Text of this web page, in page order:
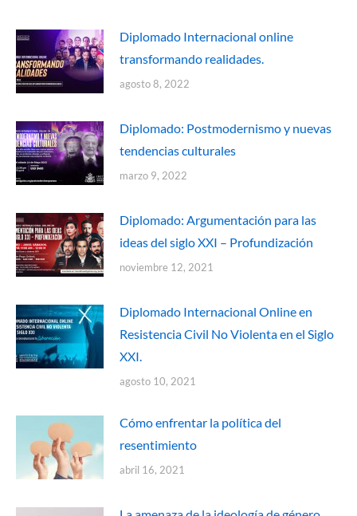
Diplomado Internacional online
transformando realidades.
agosto 8, 2022
Diplomado: Postmodernismo y nuevas
tendencias culturales
marzo 9, 2022
Diplomado: Argumentación para las
ideas del siglo XXI – Profundización
noviembre 12, 2021
Diplomado Internacional Online en
Resistencia Civil No Violenta en el Siglo
XXI.
agosto 10, 2021
Cómo enfrentar la política del
resentimiento
abril 16, 2021